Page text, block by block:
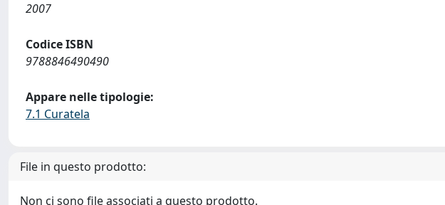
2007
Codice ISBN
9788846490490
Appare nelle tipologie:
7.1 Curatela
File in questo prodotto:
Non ci sono file associati a questo prodotto.